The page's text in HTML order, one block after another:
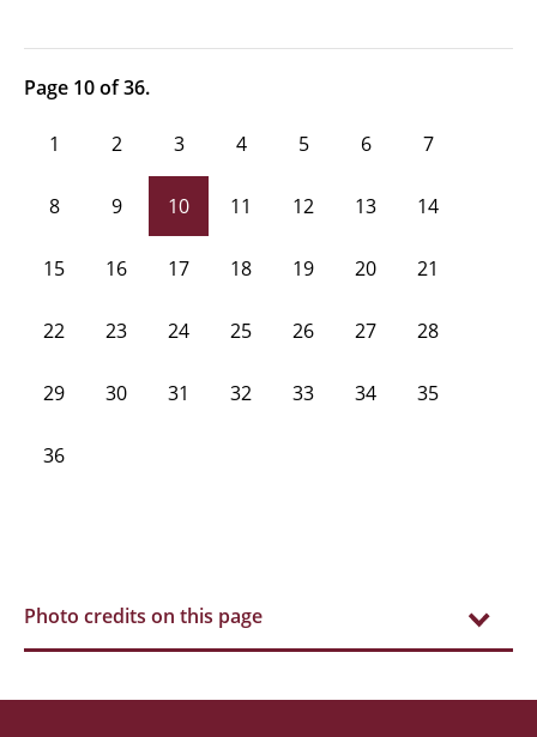
Page 10 of 36.
1 2 3 4 5 6 7
8 9 10 11 12 13 14
15 16 17 18 19 20 21
22 23 24 25 26 27 28
29 30 31 32 33 34 35
36
Photo credits on this page